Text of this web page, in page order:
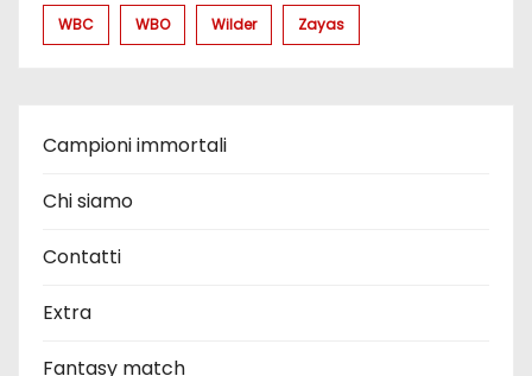
WBC WBO Wilder Zayas
Campioni immortali
Chi siamo
Contatti
Extra
Fantasy match